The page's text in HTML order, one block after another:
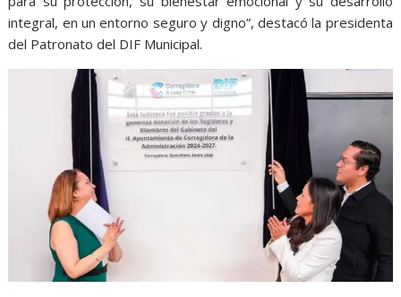
integral, en un entorno seguro y digno”, destacó la presidenta
del Patronato del DIF Municipal.